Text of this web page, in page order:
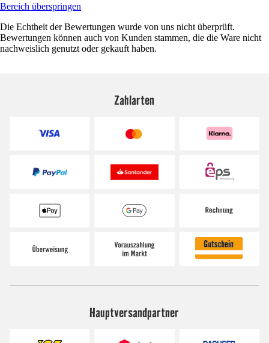
Bereich überspringen
Die Echtheit der Bewertungen wurde von uns nicht überprüft.
Bewertungen können auch von Kunden stammen, die die Ware nicht
nachweislich genutzt oder gekauft haben.
Zahlarten
Hauptversandpartner